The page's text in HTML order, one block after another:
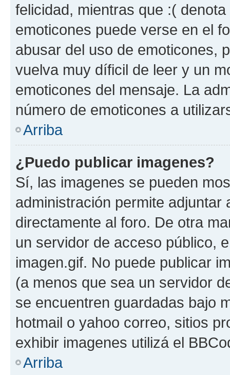
felicidad, mientras que :(
emoticones puede verse en el
abusar del uso de emoticones,
vuelva muy díficil de leer y un
emoticones del mensaje. La
número de emoticones a
Arriba
¿Puedo publicar imagenes?
Sí, las imagenes se pueden
administración permite
directamente al foro. De otra
un servidor de acceso público,
imagen.gif. No puede publicar
(a menos que sea un servidor
se encuentren guardadas bajo
hotmail o yahoo correo, sitios
exhibir imagenes utilizá el
Arriba